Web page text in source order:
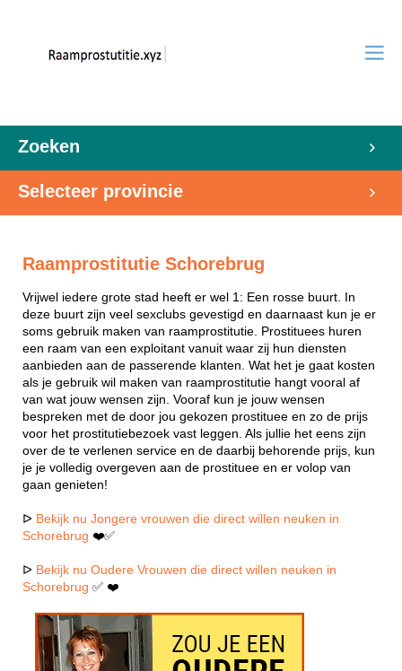
Zoeken
Selecteer provincie
Raamprostitutie Schorebrug
Vrijwel iedere grote stad heeft er wel 1: Een rosse buurt. In
deze buurt zijn veel sexclubs gevestigd en daarnaast kun je er
soms gebruik maken van raamprostitutie. Prostituees huren
een raam van een exploitant vanuit waar zij hun diensten
aanbieden aan de passerende klanten. Wat het je gaat kosten
als je gebruik wil maken van raamprostitutie hangt vooral af
van wat jouw wensen zijn. Vooraf kun je jouw wensen
bespreken met de door jou gekozen prostituee en zo de prijs
voor het prostitutiebezoek vast leggen. Als jullie het eens zijn
over de te verlenen service en de daarbij behorende prijs, kun
je je volledig overgeven aan de prostituee en er volop van
gaan genieten!
ᐅ Bekijk nu Jongere vrouwen die direct willen neuken in
Schorebrug ❤️✅
ᐅ Bekijk nu Oudere Vrouwen die direct willen neuken in
Schorebrug ✅ ❤️